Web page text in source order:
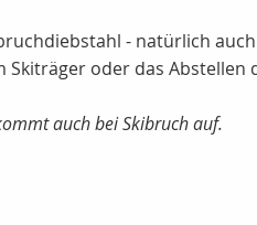
- natürlich auch
oder das Abstellen
auch bei Skibruch auf.